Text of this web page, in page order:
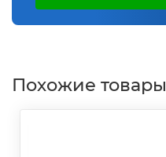
Похожие товары